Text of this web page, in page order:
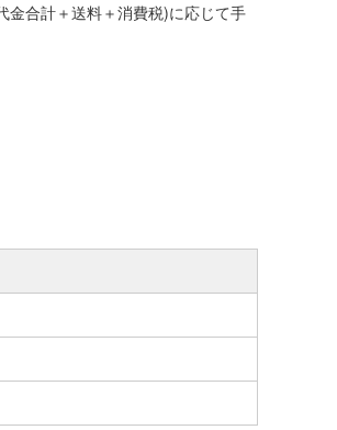
金合計＋送料＋消費税)に応じて手